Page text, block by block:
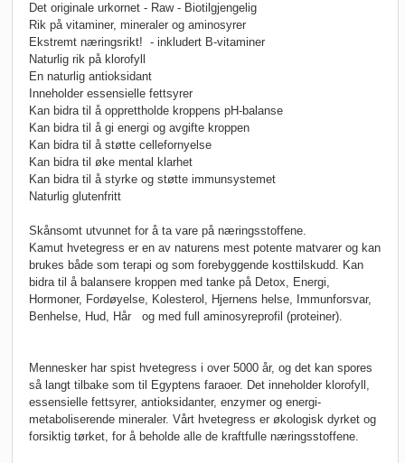
Det originale urkornet - Raw - Biotilgjengelig
Rik på vitaminer, mineraler og aminosyrer
Ekstremt næringsrikt! - inkludert B-vitaminer
Naturlig rik på klorofyll
En naturlig antioksidant
Inneholder essensielle fettsyrer
Kan bidra til å opprettholde kroppens pH-balanse
Kan bidra til å gi energi og avgifte kroppen
Kan bidra til å støtte cellefornyelse
Kan bidra til øke mental klarhet
Kan bidra til å styrke og støtte immunsystemet
Naturlig glutenfritt
Skånsomt utvunnet for å ta vare på næringsstoffene.
Kamut hvetegress er en av naturens mest potente matvarer og kan
brukes både som terapi og som forebyggende kosttilskudd. Kan
bidra til å balansere kroppen med tanke på Detox, Energi,
Hormoner, Fordøyelse, Kolesterol, Hjernens helse, Immunforsvar,
Benhelse, Hud, Hår og med full aminosyreprofil (proteiner).
Mennesker har spist hvetegress i over 5000 år, og det kan spores
så langt tilbake som til Egyptens faraoer. Det inneholder klorofyll,
essensielle fettsyrer, antioksidanter, enzymer og energi-
metaboliserende mineraler. Vårt hvetegress er økologisk dyrket og
forsiktig tørket, for å beholde alle de kraftfulle næringsstoffene.